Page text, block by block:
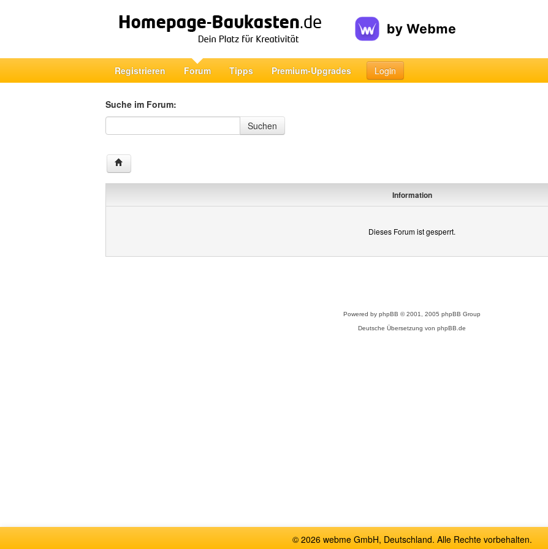
Registrieren Forum Tipps Premium-Upgrades Login
Suche im Forum:
Suche im Forum
Suchen
Information
Dieses Forum ist gesperrt.
Powered by phpBB © 2001, 2005 phpBB Group
Deutsche Übersetzung von phpBB.de
© 2026 webme GmbH, Deutschland. Alle Rechte vorbehalten.